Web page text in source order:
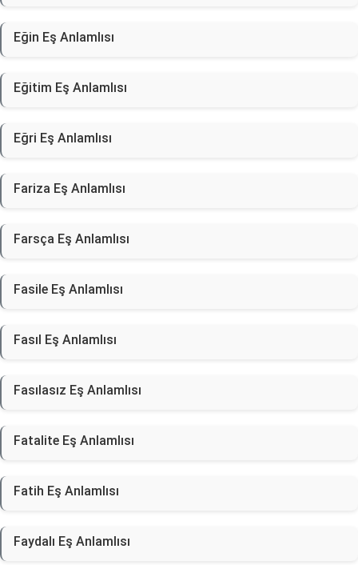
Eğin Eş Anlamlısı
Eğitim Eş Anlamlısı
Eğri Eş Anlamlısı
Fariza Eş Anlamlısı
Farsça Eş Anlamlısı
Fasile Eş Anlamlısı
Fasıl Eş Anlamlısı
Fasılasız Eş Anlamlısı
Fatalite Eş Anlamlısı
Fatih Eş Anlamlısı
Faydalı Eş Anlamlısı